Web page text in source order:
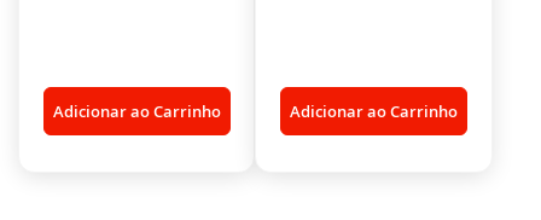
Adicionar ao Carrinho Adicionar ao Carrinho